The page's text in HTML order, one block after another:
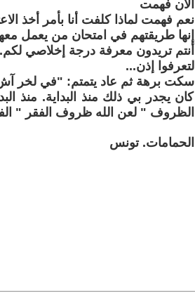
الآن فهمت
نعم فهمت لماذا كلفت أنا بأمر أخذ
إنها طريقتهم في امتحان من يعمل
أنتم تريدون معرفة درجة إخلاصي
لتعرفوا إذن...
سكت برهة ثم عاد يتمتم: "في لخر آش
كان يجدر بي ذلك منذ البداية. منذ
الظروف " لعن الله ظروف الفقر "
الحمامات. تونس